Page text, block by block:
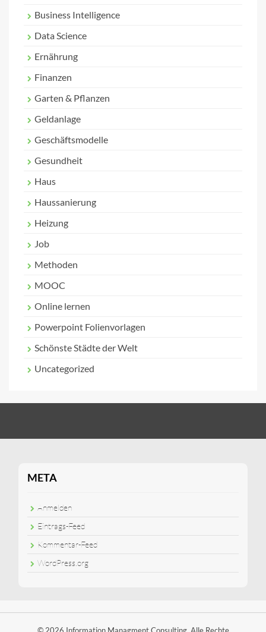
Business Intelligence
Data Science
Ernährung
Finanzen
Garten & Pflanzen
Geldanlage
Geschäftsmodelle
Gesundheit
Haus
Haussanierung
Heizung
Job
Methoden
MOOC
Online lernen
Powerpoint Folienvorlagen
Schönste Städte der Welt
Uncategorized
META
Anmelden
Eintrags-Feed
Kommentar-Feed
WordPress.org